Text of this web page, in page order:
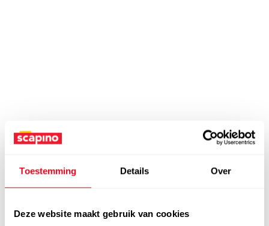
Toestemming Details Over
Deze website maakt gebruik van cookies